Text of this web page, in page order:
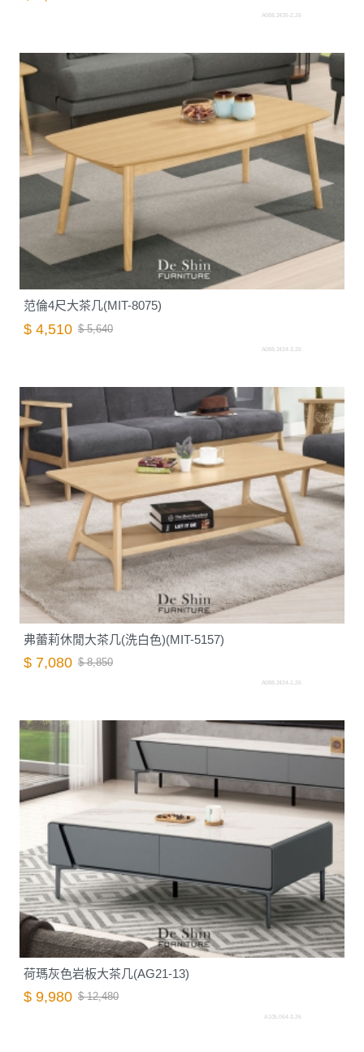
A088.2435-2.26
范倫4尺大茶几(MIT-8075)
$ 4,510 $ 5,640
A088.2434-3.26
弗蕾莉休閒大茶几(洗白色)(MIT-5157)
$ 7,080 $ 8,850
A088.2434-1.26
荷瑪灰色岩板大茶几(AG21-13)
$ 9,980 $ 12,480
A105.064-3.26